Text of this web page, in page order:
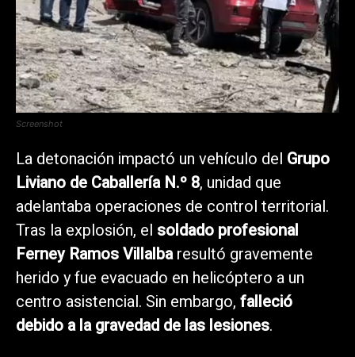
Screenshot
La detonación impactó un vehículo del Grupo
Liviano de Caballería N.º 8, unidad que
adelantaba operaciones de control territorial.
Tras la explosión, el soldado profesional
Ferney Ramos Villalbaresultó gravemente
herido y fue evacuado en helicóptero a un
centro asistencial. Sin embargo, falleció
debido a la gravedad de las lesiones.